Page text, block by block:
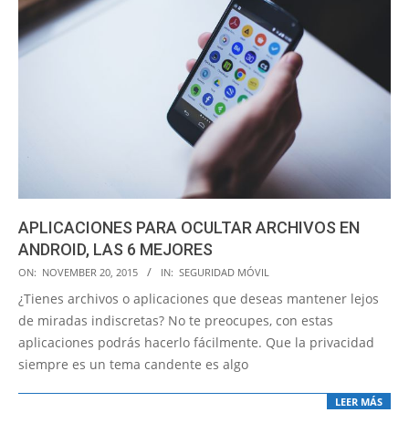
APLICACIONES PARA OCULTAR ARCHIVOS EN
ANDROID, LAS 6 MEJORES
2015-
11-
20
ON: NOVEMBER 20, 2015 IN: SEGURIDAD MÓVIL
¿Tienes archivos o aplicaciones que deseas mantener lejos
de miradas indiscretas? No te preocupes, con estas
aplicaciones podrás hacerlo fácilmente. Que la privacidad
siempre es un tema candente es algo
LEER MÁS